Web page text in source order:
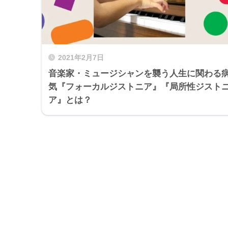
2021年2月7日
音楽家・ミュージシャンを襲う人生に関わる
気『フォーカルジストニア』『局所性ジスト
ア』とは？